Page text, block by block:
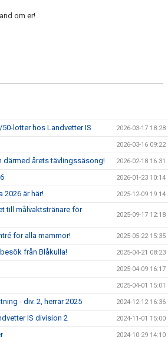
om er!
lotter hos Landvetter IS 2026-03-17 18:28
2026-03-16 09:22
därmed årets tävlingssäsong! 2026-02-18 16:31
2026-01-23 10:14
2026 är här! 2025-12-09 19:14
till målvaktstränare för
2025-09-17 12:18
för alla mammor! 2025-05-22 15:35
från Blåkulla! 2025-04-21 08:23
2025-04-09 16:17
2025-04-01 15:01
- div. 2, herrar 2025 2024-12-12 16:36
IS division 2 2024-11-01 15:00
2024-10-29 14:10